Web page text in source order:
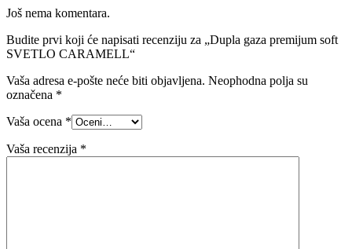
Još nema komentara.
Budite prvi koji će napisati recenziju za „Dupla gaza premijum soft
SVETLO CARAMELL“
Vaša adresa e-pošte neće biti objavljena. Neophodna polja su
označena *
Vaša ocena *
Vaša recenzija *